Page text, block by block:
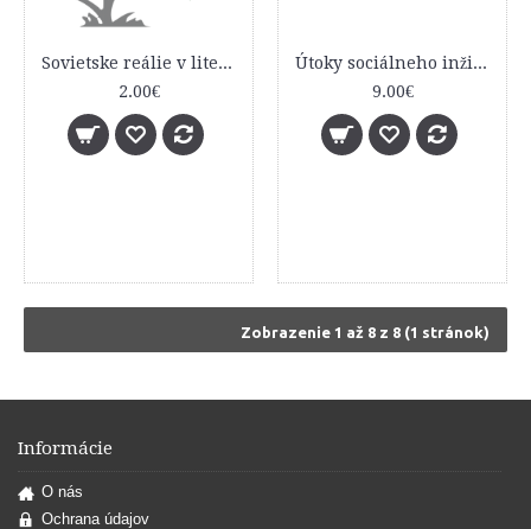
Sovietske reálie v literárnej reflexii a translácii
2.00€
Útoky sociálneho inžinierstva v praxi
9.00€
Zobrazenie 1 až 8 z 8 (1 stránok)
Informácie
O nás
Ochrana údajov